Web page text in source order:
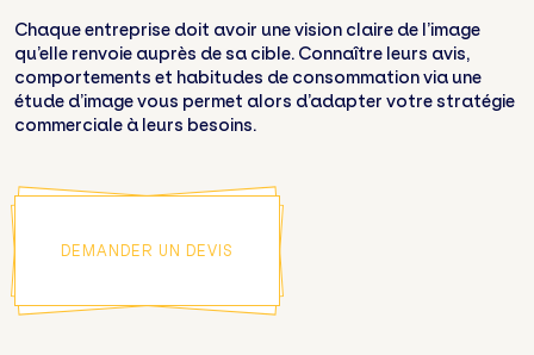
Chaque entreprise doit avoir une vision claire de l’image
qu’elle renvoie auprès de sa cible. Connaître leurs avis,
comportements et habitudes de consommation via une
étude d’image vous permet alors d’adapter votre stratégie
commerciale à leurs besoins.
DEMANDER UN DEVIS